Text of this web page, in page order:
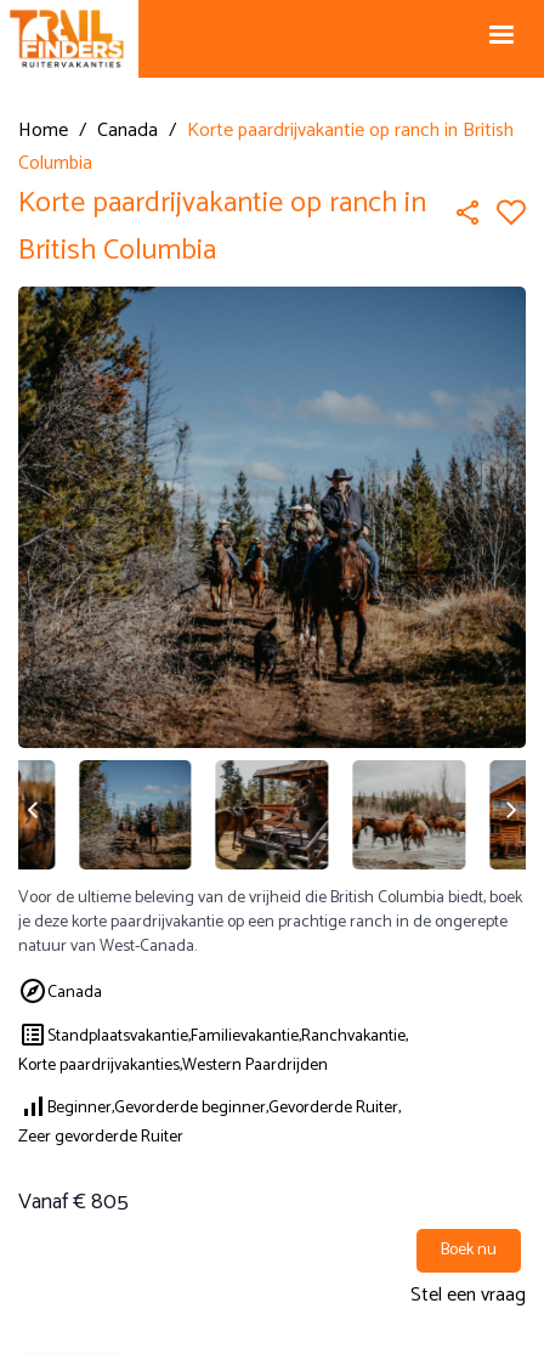
Home / Canada / Korte paardrijvakantie op ranch in British
Columbia
Korte paardrijvakantie op ranch in
British Columbia
Voor de ultieme beleving van de vrijheid die British Columbia biedt, boek
je deze korte paardrijvakantie op een prachtige ranch in de ongerepte
natuur van West-Canada.
Canada
Standplaatsvakantie,Familievakantie,Ranchvakantie,
Korte paardrijvakanties,Western Paardrijden
Beginner,Gevorderde beginner,Gevorderde Ruiter,
Zeer gevorderde Ruiter
Vanaf € 805
Boek nu
Stel een vraag